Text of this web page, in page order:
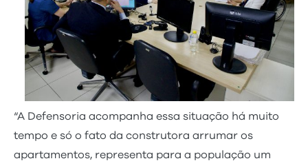
“A Defensoria acompanha essa situação há muito
tempo e só o fato da construtora arrumar os
apartamentos, representa para a população um